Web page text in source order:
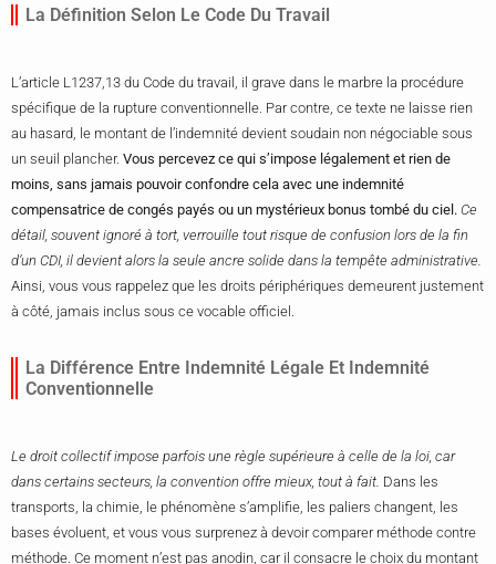
La Définition Selon Le Code Du Travail
L’article L1237,13 du Code du travail, il grave dans le marbre la procédure
spécifique de la rupture conventionnelle. Par contre, ce texte ne laisse rien
au hasard, le montant de l’indemnité devient soudain non négociable sous
un seuil plancher. Vous percevez ce qui s’impose légalement et rien de
moins, sans jamais pouvoir confondre cela avec une indemnité
compensatrice de congés payés ou un mystérieux bonus tombé du ciel. Ce
détail, souvent ignoré à tort, verrouille tout risque de confusion lors de la fin
d’un CDI, il devient alors la seule ancre solide dans la tempête administrative.
Ainsi, vous vous rappelez que les droits périphériques demeurent justement
à côté, jamais inclus sous ce vocable officiel.
La Différence Entre Indemnité Légale Et Indemnité
Conventionnelle
Le droit collectif impose parfois une règle supérieure à celle de la loi, car
dans certains secteurs, la convention offre mieux, tout à fait. Dans les
transports, la chimie, le phénomène s’amplifie, les paliers changent, les
bases évoluent, et vous vous surprenez à devoir comparer méthode contre
méthode. Ce moment n’est pas anodin, car il consacre le choix du montant